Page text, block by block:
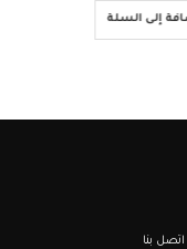
هو:
قراءة المزيد
اتصل بنا